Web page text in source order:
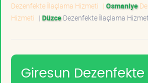
Dezenfekte İlaçlama Hizmeti | Osmaniye
Hizmeti | DüzceDezenfekte İlaçlama
Giresun Dezenfekte